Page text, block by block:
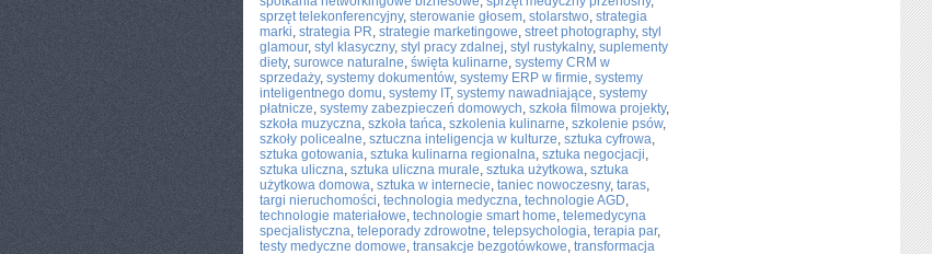
sprzęt telekonferencyjny, sterowanie głosem, stolarstwo, strategia
marki, strategia PR, strategie marketingowe, street photography, styl
glamour, styl klasyczny, styl pracy zdalnej, styl rustykalny, suplementy
diety, surowce naturalne, święta kulinarne, systemy CRM w
sprzedaży, systemy dokumentów, systemy ERP w firmie, systemy
inteligentnego domu, systemy IT, systemy nawadniające, systemy
płatnicze, systemy zabezpieczeń domowych, szkoła filmowa projekty,
szkoła muzyczna, szkoła tańca, szkolenia kulinarne, szkolenie psów,
szkoły policealne, sztuczna inteligencja w kulturze, sztuka cyfrowa,
sztuka gotowania, sztuka kulinarna regionalna, sztuka negocjacji,
sztuka uliczna, sztuka uliczna murale, sztuka użytkowa, sztuka
użytkowa domowa, sztuka w internecie, taniec nowoczesny, taras,
targi nieruchomości, technologia medyczna, technologie AGD,
technologie materiałowe, technologie smart home, telemedycyna
specjalistyczna, teleporady zdrowotne, telepsychologia, terapia par,
testy medyczne domowe, transakcje bezgotówkowe, transformacja